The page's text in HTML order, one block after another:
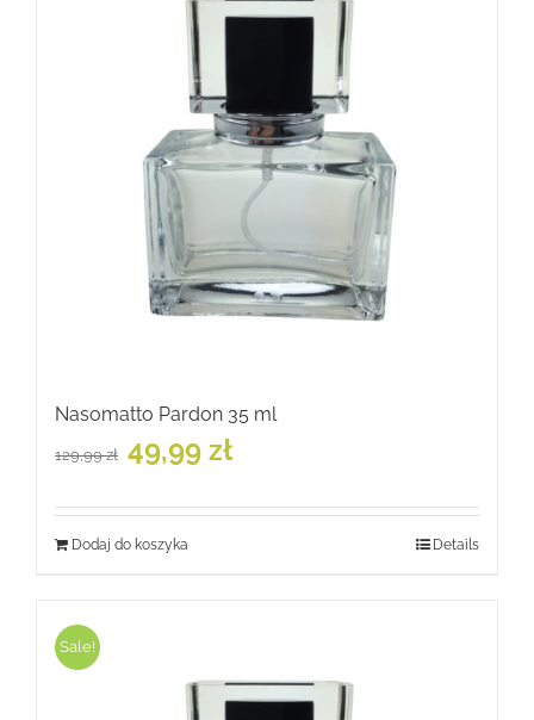
Nasomatto Pardon 35 ml
129,99zł
Pierwotna
cena
129,99 zł.
49,99 złcena
49,99 zł.
Dodaj do koszyka Details
Sale!